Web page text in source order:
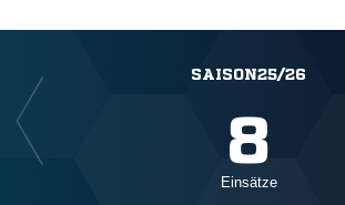
SAISON25/26
8
Einsätze